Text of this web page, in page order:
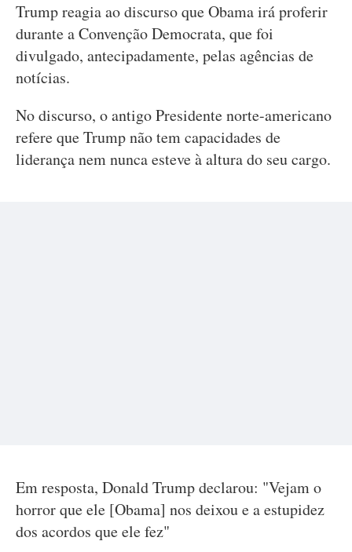
Trump reagia ao discurso que Obama irá proferir
durante a Convenção Democrata, que foi
divulgado, antecipadamente, pelas agências de
notícias.
No discurso, o antigo Presidente norte-americano
refere que Trump não tem capacidades de
liderança nem nunca esteve à altura do seu cargo.
Em resposta, Donald Trump declarou: "Vejam o
horror que ele [Obama] nos deixou e a estupidez
dos acordos que ele fez"